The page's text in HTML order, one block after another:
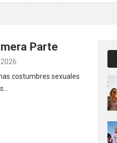
Parte
costumbres sexuales